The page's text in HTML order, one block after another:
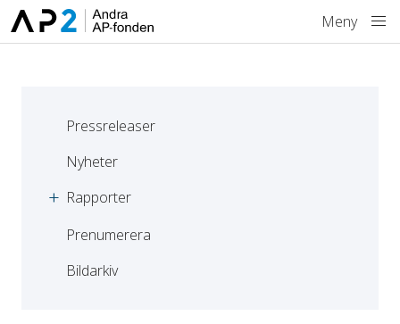
Hoppa till innehåll
Meny
Pressreleaser
Nyheter
Rapporter
Prenumerera
Bildarkiv